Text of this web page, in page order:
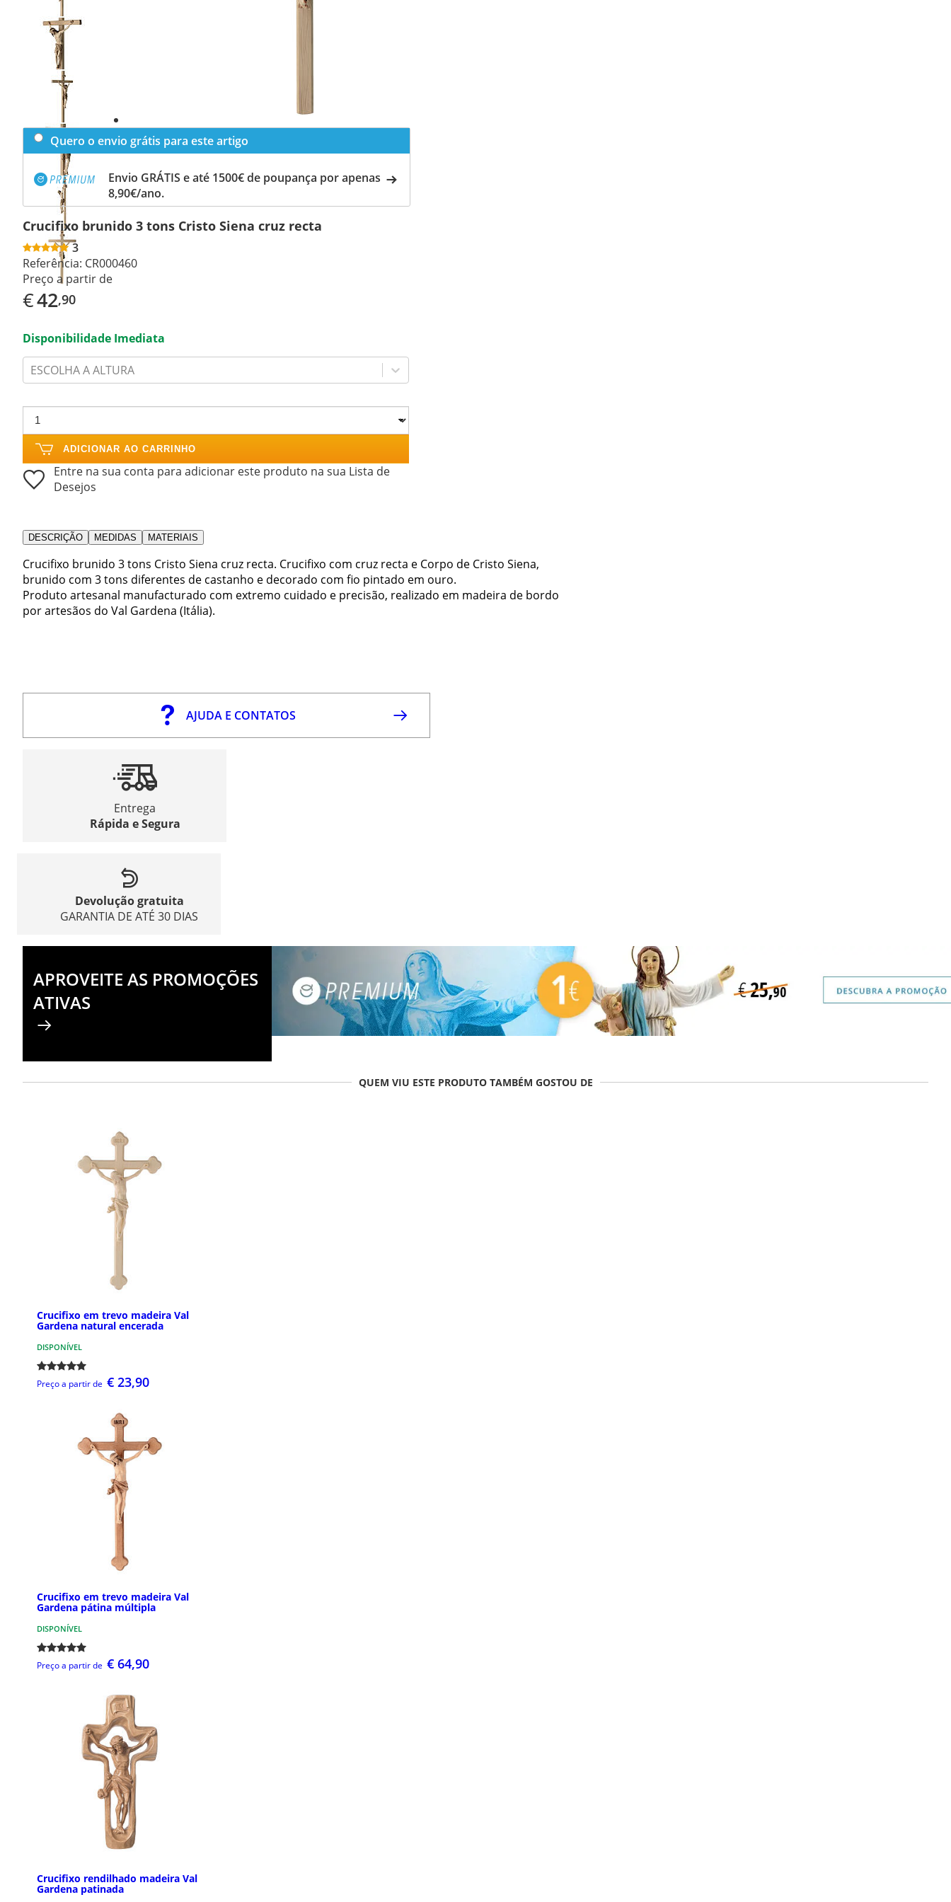
Previous
slide
Next
slide
Quero o envio grátis para este artigo
Envio GRÁTIS e até 1500€ de poupança por apenas
8,90€/ano.
Crucifixo brunido 3 tons Cristo Siena cruz recta
3
Referência: CR000460
Preço a partir de
€42,90
Disponibilidade Imediata
ESCOLHA A ALTURA
ADICIONAR AO CARRINHO
Entre na sua conta para adicionar este produto na sua Lista de
Desejos
DESCRIÇÃO MEDIDAS MATERIAIS
Crucifixo brunido 3 tons Cristo Siena cruz recta. Crucifixo com cruz recta e Corpo de Cristo Siena,
brunido com 3 tons diferentes de castanho e decorado com fio pintado em ouro.
Produto artesanal manufacturado com extremo cuidado e precisão, realizado em madeira de bordo
por artesãos do Val Gardena (Itália).
AJUDA E CONTATOS
Entrega
Rápida e Segura
Devolução gratuita
GARANTIA DE ATÉ 30 DIAS
APROVEITE AS PROMOÇÕES
ATIVAS
QUEM VIU ESTE PRODUTO TAMBÉM GOSTOU DE
Crucifixo em trevo madeira Val
Gardena natural encerada
DISPONÍVEL
Preço a partir de € 23,90
Crucifixo em trevo madeira Val
Gardena pátina múltipla
DISPONÍVEL
Preço a partir de € 64,90
Crucifixo rendilhado madeira Val
Gardena patinada